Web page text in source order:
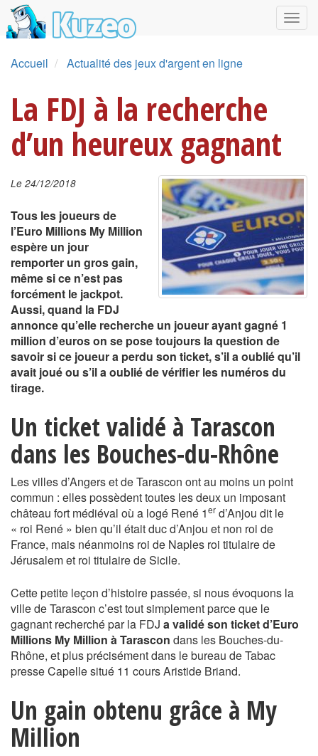
Accueil Actualité des jeux d'argent en ligne
La FDJ à la recherche
d’un heureux gagnant
Le 24/12/2018
Tous les joueurs de
l’Euro Millions My Million
espère un jour
remporter un gros gain,
même si ce n’est pas
forcément le jackpot.
Aussi, quand la FDJ
annonce qu’elle recherche un joueurayant gagné 1
million d’euroson se pose toujours la question de
savoir si ce joueur a perdu son ticket, s’il a oublié qu’il
avait joué ou s’il a oublié de vérifier les numéros du
tirage.
Un ticket validé à Tarascon
dans les Bouches-du-Rhône
Les villes d’Angers et de Tarascon ont au moins un point
commun : elles possèdent toutes les deux un imposant
château fort médiéval où a logé René 1er d’Anjou dit le
« roi René » bien qu’il était duc d’Anjou et non roi de
France, mais néanmoins roi de Naples roi titulaire de
Jérusalem et roi titulaire de Sicile.
Cette petite leçon d’histoire passée, si nous évoquons la
ville de Tarascon c’est tout simplement parce que le
gagnant recherché par la FDJ a validé son ticket d’Euro
Millions My Million à Tarascon dans les Bouches-du-
Rhône, et plus précisément dans le bureau de Tabac
presse Capelle situé 11 cours Aristide Briand.
Un gain obtenu grâce à My
Million